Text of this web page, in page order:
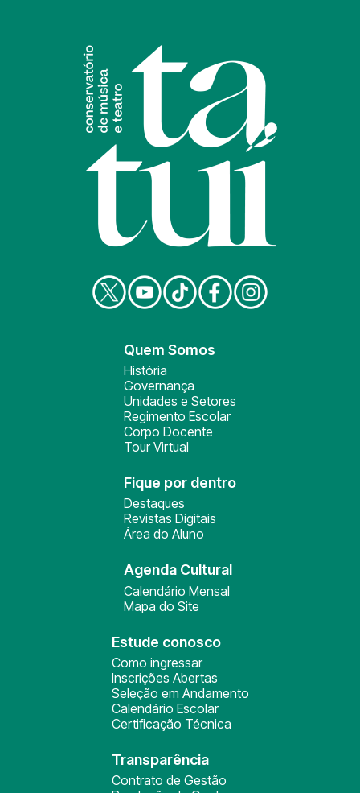
Quem Somos
História
Governança
Unidades e Setores
Regimento Escolar
Corpo Docente
Tour Virtual
Fique por dentro
Destaques
Revistas Digitais
Área do Aluno
Agenda Cultural
Calendário Mensal
Mapa do Site
Estude conosco
Como ingressar
Inscrições Abertas
Seleção em Andamento
Calendário Escolar
Certificação Técnica
Transparência
Contrato de Gestão